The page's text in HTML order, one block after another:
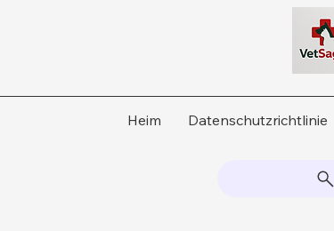
Heim Datenschutzrichtlinie